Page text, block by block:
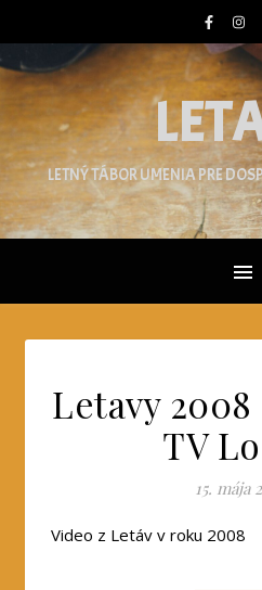
LETNÝ TÁBOR UMENIA PRE
Letavy
TV
15. mája
Video z Letáv v roku 2008